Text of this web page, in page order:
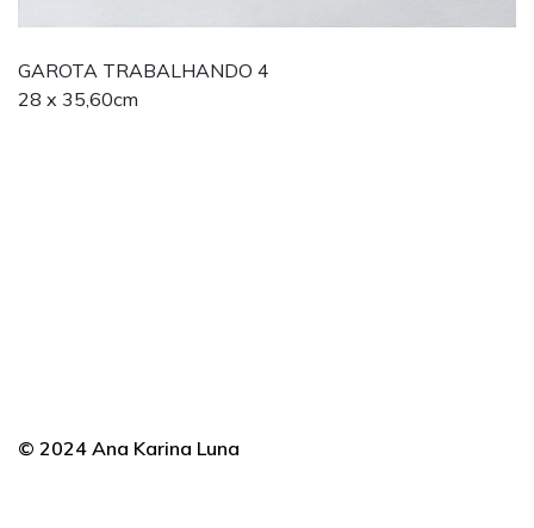
GAROTA TRABALHANDO 4
28 x 35,60cm
© 2024 Ana Karina Luna